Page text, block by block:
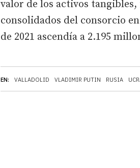
EN: VALLADOLID VLADIMIR PUTIN RUSIA
valor de los activos
consolidados del consorcio
de 2021 ascendía a 2.195